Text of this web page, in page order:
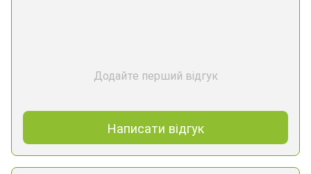
Додайте перший відгук
Написати відгук